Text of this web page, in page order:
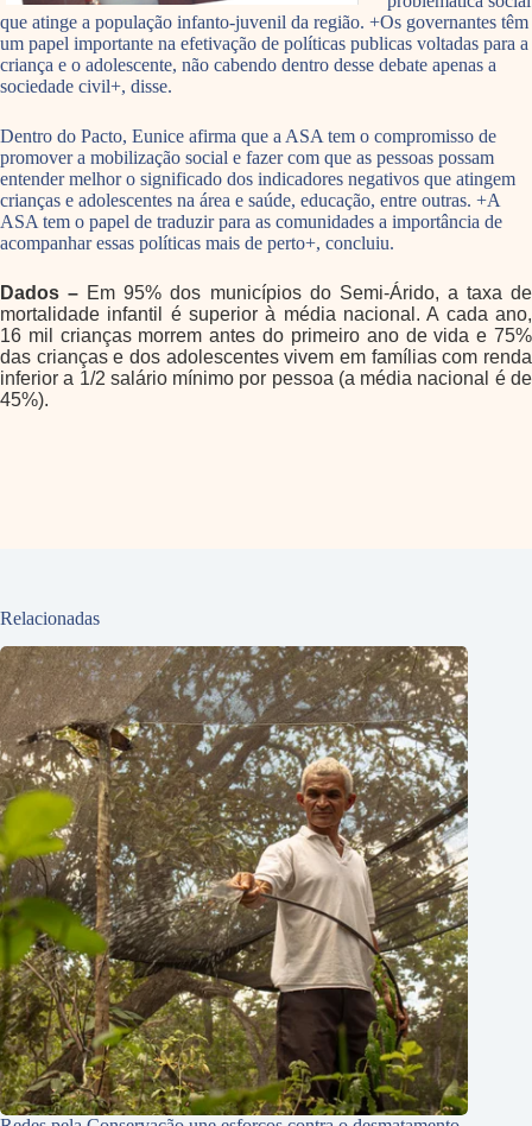
que atinge a população infanto-juvenil da região. +Os governantes têm
um papel importante na efetivação de políticas publicas voltadas para a
criança e o adolescente, não cabendo dentro desse debate apenas a
sociedade civil+, disse.
Dentro do Pacto, Eunice afirma que a ASA tem o compromisso de
promover a mobilização social e fazer com que as pessoas possam
entender melhor o significado dos indicadores negativos que atingem
crianças e adolescentes na área e saúde, educação, entre outras. +A
ASA tem o papel de traduzir para as comunidades a importância de
acompanhar essas políticas mais de perto+, concluiu.
Dados – Em 95% dos municípios do Semi-Árido, a taxa de
mortalidade infantil é superior à média nacional. A cada ano,
16 mil crianças morrem antes do primeiro ano de vida e 75%
das crianças e dos adolescentes vivem em famílias com renda
inferior a 1/2 salário mínimo por pessoa (a média nacional é de
45%).
Relacionadas